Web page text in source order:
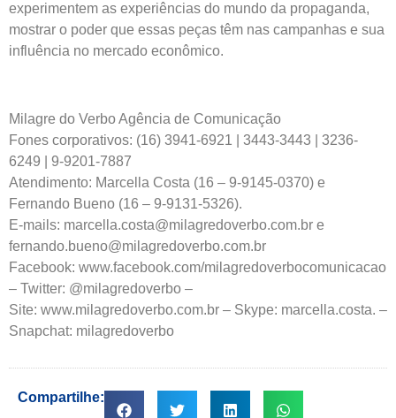
experimentem as experiências do mundo da propaganda,
mostrar o poder que essas peças têm nas campanhas e sua
influência no mercado econômico.
Milagre do Verbo Agência de Comunicação
Fones corporativos: (16) 3941-6921 | 3443-3443 | 3236-
6249 | 9-9201-7887
Atendimento: Marcella Costa (16 – 9-9145-0370) e
Fernando Bueno (16 – 9-9131-5326).
E-mails: marcella.costa@milagredoverbo.com.br e
fernando.bueno@milagredoverbo.com.br
Facebook: www.facebook.com/milagredoverbocomunicacao
– Twitter: @milagredoverbo –
Site: www.milagredoverbo.com.br – Skype: marcella.costa. –
Snapchat: milagredoverbo
Compartilhe: